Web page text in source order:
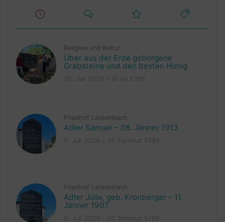
Religion und Kultur
Über aus der Erde geborgene
Grabsteine und den besten Honig
Friedhof Lackenbach
Adler Samuel – 08. Jänner 1913
Friedhof Lackenbach
Adler Julie, geb. Kronberger – 11.
Jänner 1907